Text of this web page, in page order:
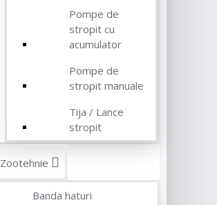
Pompe de
stropit cu
acumulator
Pompe de
stropit manuale
Tija / Lance
stropit
Zootehnie
Banda haturi